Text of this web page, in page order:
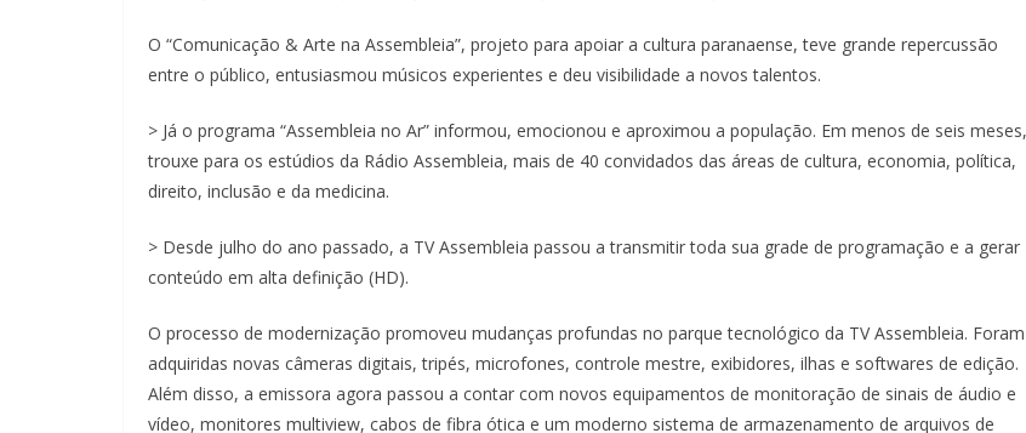
O “Comunicação & Arte na Assembleia”, projeto para apoiar a cultura paranaense, teve grande repercussão
entre o público, entusiasmou músicos experientes e deu visibilidade a novos talentos.
> Já o programa “Assembleia no Ar” informou, emocionou e aproximou a população. Em menos de seis meses,
trouxe para os estúdios da Rádio Assembleia, mais de 40 convidados das áreas de cultura, economia, política,
direito, inclusão e da medicina.
> Desde julho do ano passado, a TV Assembleia passou a transmitir toda sua grade de programação e a gerar
conteúdo em alta definição (HD).
O processo de modernização promoveu mudanças profundas no parque tecnológico da TV Assembleia. Foram
adquiridas novas câmeras digitais, tripés, microfones, controle mestre, exibidores, ilhas e softwares de edição.
Além disso, a emissora agora passou a contar com novos equipamentos de monitoração de sinais de áudio e
vídeo, monitores multiview, cabos de fibra ótica e um moderno sistema de armazenamento de arquivos de